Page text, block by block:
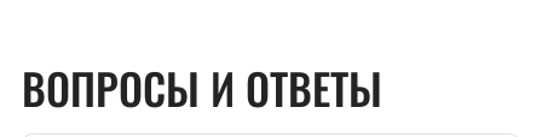
ВОПРОСЫ И ОТВЕТЫ